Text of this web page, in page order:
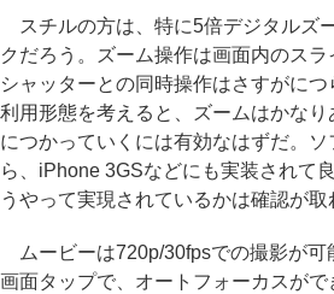
スチルの方は、特に5倍デジタルズ
クだろう。ズーム操作は画面内のスラ
シャッターとの同時操作はさすがに
利用形態を考えると、ズームはかなり
につかっていくには有効なはずだ。
ら、iPhone 3GSなどにも実装されて
うやって実現されているかは確認が取
ムービーは720p/30fpsでの撮影が可
画面タップで、オートフォーカスがで